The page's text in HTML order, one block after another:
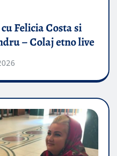
Felicia Costa si
– Colaj etno live